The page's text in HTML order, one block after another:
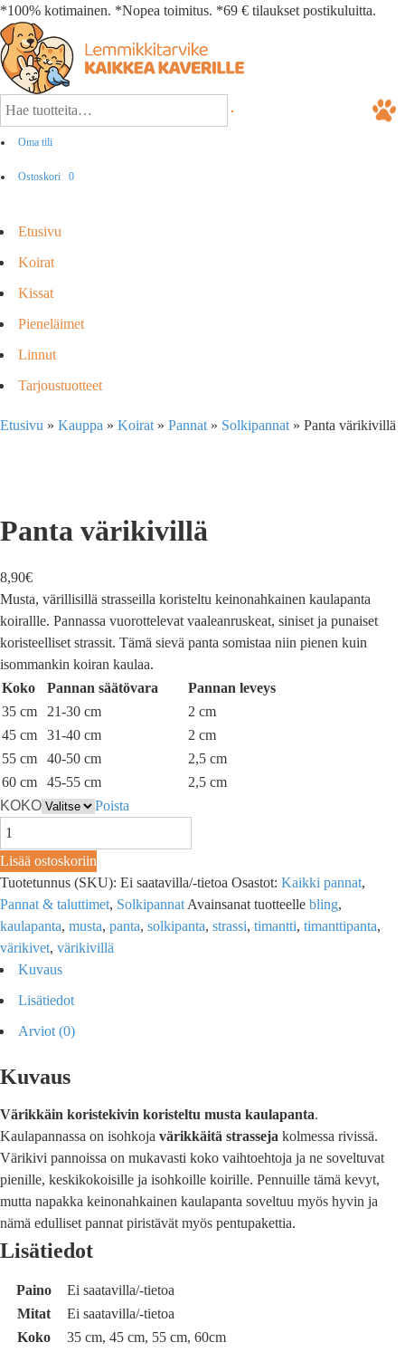
*100% kotimainen. *Nopea toimitus. *69 € tilaukset postikuluitta.
Oma tili
Ostoskori 0
Etusivu
Koirat
Kissat
Pieneläimet
Linnut
Tarjoustuotteet
Etusivu » Kauppa » Koirat » Pannat » Solkipannat » Panta värikivillä
Panta värikivillä
8,90€
Musta, värillisillä strasseilla koristeltu keinonahkainen kaulapanta
koirallle. Pannassa vuorottelevat vaaleanruskeat, siniset ja punaiset
koristeelliset strassit. Tämä sievä panta somistaa niin pienen kuin
isommankin koiran kaulaa.
Koko
Pannan säätövara
Pannan leveys
35 cm
21-30 cm
2 cm
45 cm
31-40 cm
2 cm
55 cm
40-50 cm
2,5 cm
60 cm
45-55 cm
2,5 cm
KOKO
Poista
Lisää ostoskoriin
Tuotetunnus (SKU): Ei saatavilla/-tietoa Osastot: Kaikki pannat,
Pannat & taluttimet, Solkipannat Avainsanat tuotteelle bling,
kaulapanta, musta, panta, solkipanta, strassi, timantti, timanttipanta,
värikivet, värikivillä
Kuvaus
Lisätiedot
Arviot (0)
Kuvaus
Värikkäin koristekivin koristeltu musta kaulapanta.
Kaulapannassa on isohkoja värikkäitä strasseja kolmessa rivissä.
Värikivi pannoissa on mukavasti koko vaihtoehtoja ja ne soveltuvat
pienille, keskikokoisille ja isohkoille koirille. Pennuille tämä kevyt,
mutta napakka keinonahkainen kaulapanta soveltuu myös hyvin ja
nämä edulliset pannat piristävät myös pentupakettia.
Lisätiedot
Paino
Ei saatavilla/-tietoa
Mitat
Ei saatavilla/-tietoa
Koko
35 cm, 45 cm, 55 cm, 60cm